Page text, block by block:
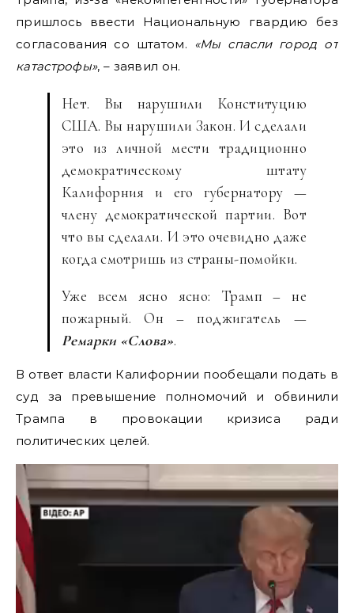
пришлось ввести Национальную гвардию без
согласования со штатом.
«Мы спасли город от
катастрофы», – заявил он.
Нет. Вы нарушили Конституцию
США. Вы нарушили Закон. И сделали
это из личной мести традиционно
демократическому штату
Калифорния и его губернатору —
члену демократической партии. Вот
что вы сделали. И это очевидно даже
когда смотришь из страны-помойки.
Уже всем ясно ясно: Трамп – не
пожарный. Он – поджигатель —
Ремарки «Слова».
В ответ власти Калифорнии пообещали подать в
суд за превышение полномочий и обвинили
Трампа в провокации кризиса ради
политических целей.